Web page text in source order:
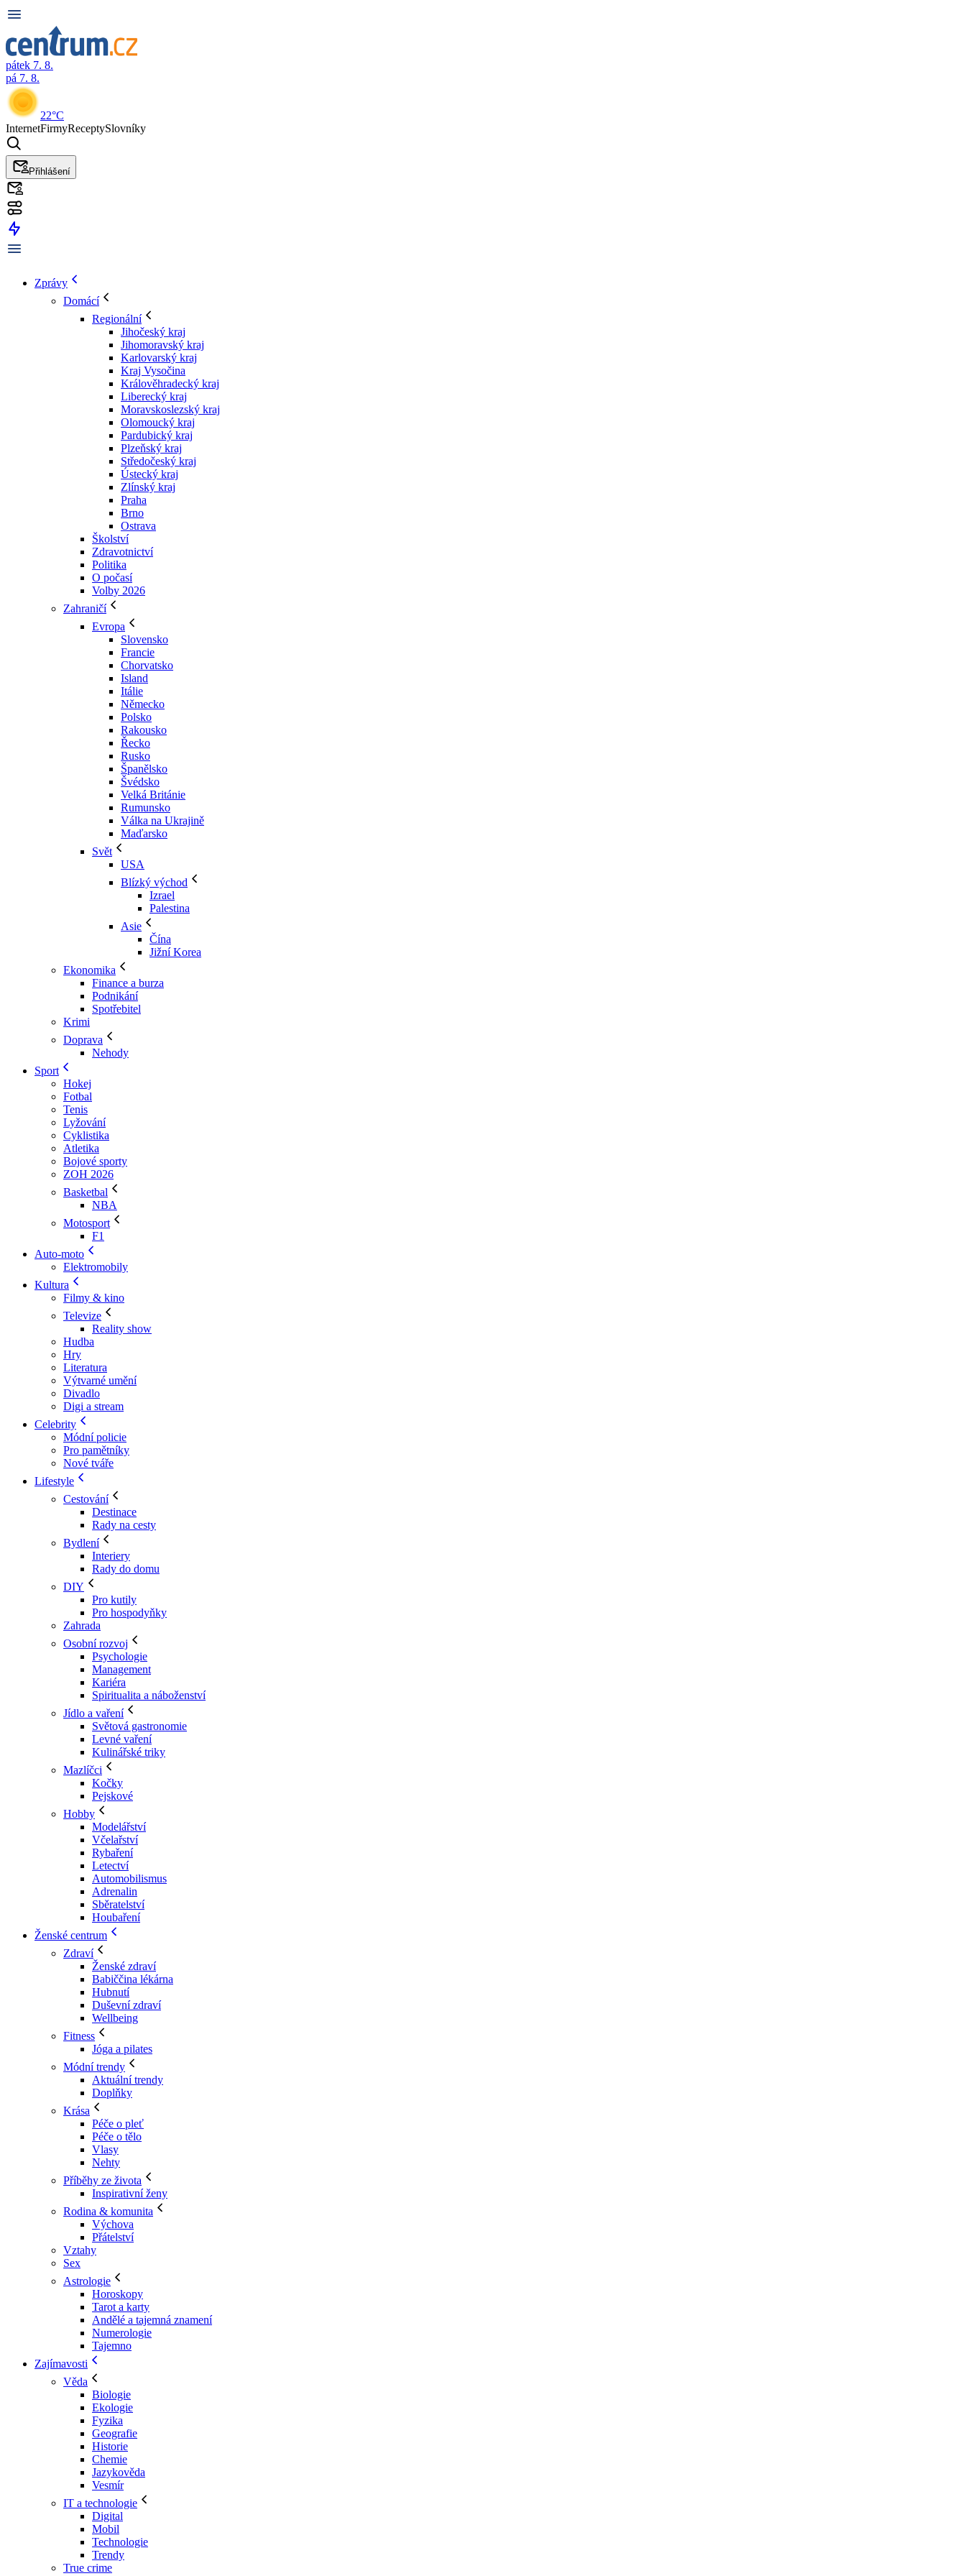
pátek 7. 8.
pá 7. 8.
22°C
InternetFirmyReceptySlovníky
Přihlášení
Zprávy
Domácí
Regionální
Jihočeský kraj
Jihomoravský kraj
Karlovarský kraj
Kraj Vysočina
Králověhradecký kraj
Liberecký kraj
Moravskoslezský kraj
Olomoucký kraj
Pardubický kraj
Plzeňský kraj
Středočeský kraj
Ústecký kraj
Zlínský kraj
Praha
Brno
Ostrava
Školství
Zdravotnictví
Politika
O počasí
Volby 2026
Zahraničí
Evropa
Slovensko
Francie
Chorvatsko
Island
Itálie
Německo
Polsko
Rakousko
Řecko
Rusko
Španělsko
Švédsko
Velká Británie
Rumunsko
Válka na Ukrajině
Maďarsko
Svět
USA
Blízký východ
Izrael
Palestina
Asie
Čína
Jižní Korea
Ekonomika
Finance a burza
Podnikání
Spotřebitel
Krimi
Doprava
Nehody
Sport
Hokej
Fotbal
Tenis
Lyžování
Cyklistika
Atletika
Bojové sporty
ZOH 2026
Basketbal
NBA
Motosport
F1
Auto-moto
Elektromobily
Kultura
Filmy & kino
Televize
Reality show
Hudba
Hry
Literatura
Výtvarné umění
Divadlo
Digi a stream
Celebrity
Módní policie
Pro pamětníky
Nové tváře
Lifestyle
Cestování
Destinace
Rady na cesty
Bydlení
Interiery
Rady do domu
DIY
Pro kutily
Pro hospodyňky
Zahrada
Osobní rozvoj
Psychologie
Management
Kariéra
Spiritualita a náboženství
Jídlo a vaření
Světová gastronomie
Levné vaření
Kulinářské triky
Mazlíčci
Kočky
Pejskové
Hobby
Modelářství
Včelařství
Rybaření
Letectví
Automobilismus
Adrenalin
Sběratelství
Houbaření
Ženské centrum
Zdraví
Ženské zdraví
Babiččina lékárna
Hubnutí
Duševní zdraví
Wellbeing
Fitness
Jóga a pilates
Módní trendy
Aktuální trendy
Doplňky
Krása
Péče o pleť
Péče o tělo
Vlasy
Nehty
Příběhy ze života
Inspirativní ženy
Rodina & komunita
Výchova
Přátelství
Vztahy
Sex
Astrologie
Horoskopy
Tarot a karty
Andělé a tajemná znamení
Numerologie
Tajemno
Zajímavosti
Věda
Biologie
Ekologie
Fyzika
Geografie
Historie
Chemie
Jazykověda
Vesmír
IT a technologie
Digital
Mobil
Technologie
Trendy
True crime